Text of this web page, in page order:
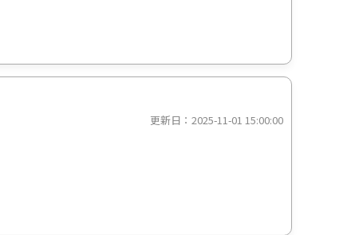
更新日：2025-11-01 15:00:00